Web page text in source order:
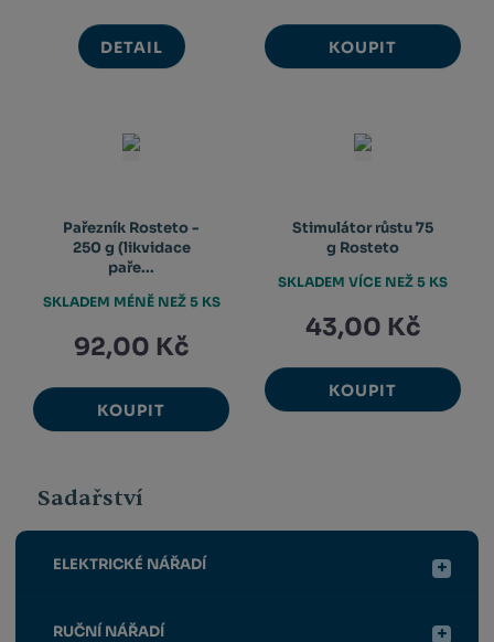
DETAIL KOUPIT
Pařezník Rosteto -
250 g (likvidace
paře...
92,00 Kč
KOUPIT
SKLADEM MÉNĚ NEŽ 5 KS
Stimulátor růstu 75
g Rosteto
43,00 Kč
KOUPIT
SKLADEM VÍCE NEŽ 5 KS
Sadařství
ELEKTRICKÉ NÁŘADÍ
RUČNÍ NÁŘADÍ